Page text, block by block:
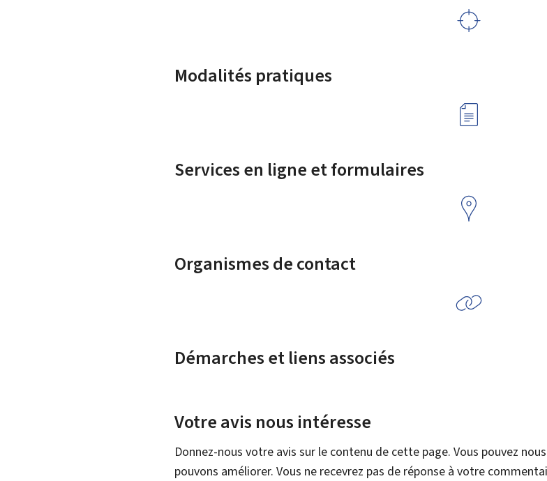
Modalités pratiques
Services en ligne et formulaires
Organismes de contact
Démarches et liens associés
Votre avis nous intéresse
Donnez-nous votre avis sur le contenu de cette page. Vous pouvez
pouvons améliorer. Vous ne recevrez pas de réponse à votre